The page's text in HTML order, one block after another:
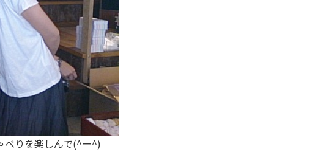
べりを楽しんで(^ー^)